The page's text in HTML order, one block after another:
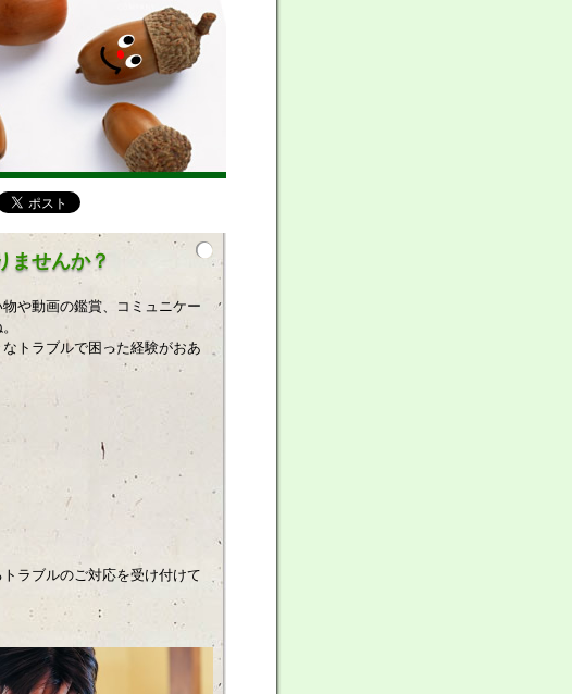
ませんか？
や動画の鑑賞、コミュニケー
トラブルで困った経験がおあ
ラブルのご対応を受け付けて